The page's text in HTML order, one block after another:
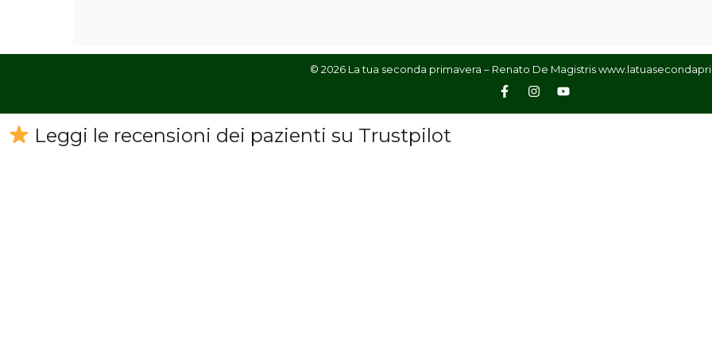
© 2026 La tua seconda primavera – Renato De Magistris
Leggi le recensioni dei pazienti su Trustpilot